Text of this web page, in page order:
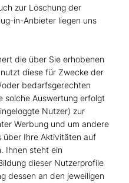
zur Löschung der
in-Anbieter liegen uns
die über Sie erhobenen
diese für Zwecke der
bedarfsgerechten
solche Auswertung erfolgt
Nutzer) zur
Werbung und um andere
über Ihre Aktivitäten auf
Ihnen steht ein
dieser Nutzerprofile
dessen an den jeweiligen